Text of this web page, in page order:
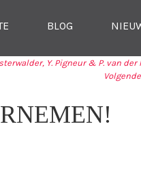
BLOG
Y. Pigneur & P. van der